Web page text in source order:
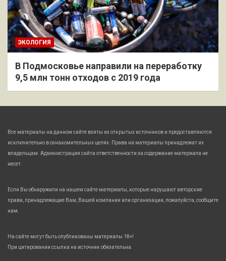
ЭКОЛОГИЯ
В Подмосковье направили на переработку
9,5 млн тонн отходов с 2019 года
Все материалы на данном сайте взяты из открытых источников и предоставляются
исключительно в ознакомительных целях. Права на материалы принадлежат их
владельцам. Администрация сайта ответственности за содержание материала не
несет.
Если Вы обнаружили на нашем сайте материалы, которые нарушают авторские
права, принадлежащие Вам, Вашей компании или организации, пожалуйста, сообщите
нам.
На сайте могут быть опубликованы материалы 18+!
При цитировании ссылка на источник обязательна.